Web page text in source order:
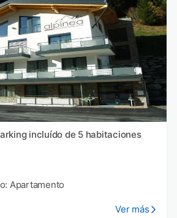
incluído de 5 habitaciones
Apartamento
Ver más